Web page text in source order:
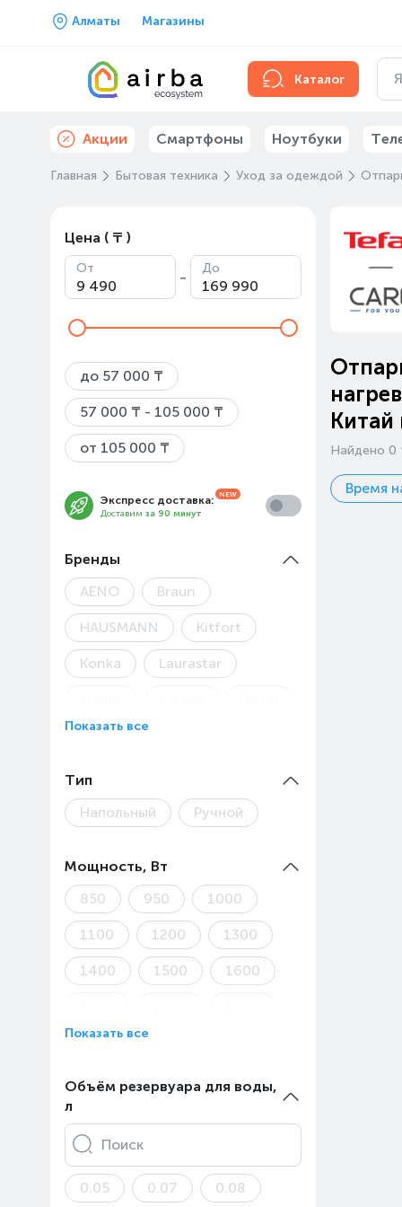
Алматы Магазины
Каталог
Акции Смартфоны Ноутбуки
Главная Бытовая техника Уход за одеждой
Цена ( ₸ )
От - До
до 57 000 ₸
57 000 ₸ - 105 000 ₸
от 105 000 ₸
Экспресс доставка:
Доставим за 90 минут
Бренды
AENO
Braun
HAUSMANN Kitfort
Konka Laurastar
Vitek
Показать все
Тип
Напольный
Ручной
Мощность, Вт
850
950 1000
1100 1200 1300
1400 1500 1600
2000
2800
Показать все
Объём резервуара для воды,
л
Поиск
0.05 0.07 0.08
Китай
Найдено 0
Время